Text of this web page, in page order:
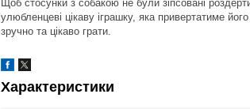
Щоб стосунки з собакою не були зіпсовані
улюбленцеві цікаву іграшку, яка привертатиме
зручно та цікаво грати.
Характеристики